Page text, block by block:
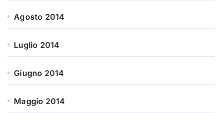
Agosto 2014
Luglio 2014
Giugno 2014
Maggio 2014